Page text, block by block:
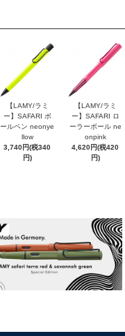
【LAMY/ラミ
ー】SAFARI ボ
ールペン neonye
llow
3,740円(税340
円)
【LAMY/ラミ
ー】SAFARI ロ
ーラーボール ne
onpink
4,620円(税420
円)